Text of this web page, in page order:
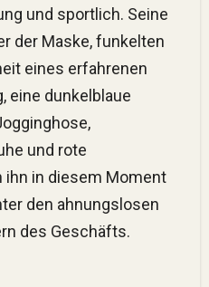
und sportlich. Seine
der Maske, funkelten
eines erfahrenen
eine dunkelblaue
und rote
ihn in diesem Moment
den ahnungslosen
des Geschäfts.